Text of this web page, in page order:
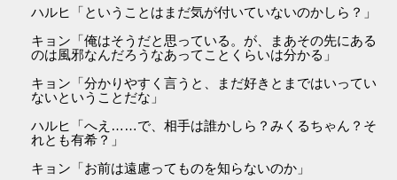
ハルヒ「ということはまだ気が付いていないのかしら？」
キョン「俺はそうだと思っている。が、まあその先にある
のは風邪なんだろうなあってことくらいは分かる」
キョン「分かりやすく言うと、まだ好きとまではいってい
ないということだな」
ハルヒ「へえ……で、相手は誰かしら？みくるちゃん？そ
れとも有希？」
キョン「お前は遠慮ってものを知らないのか」